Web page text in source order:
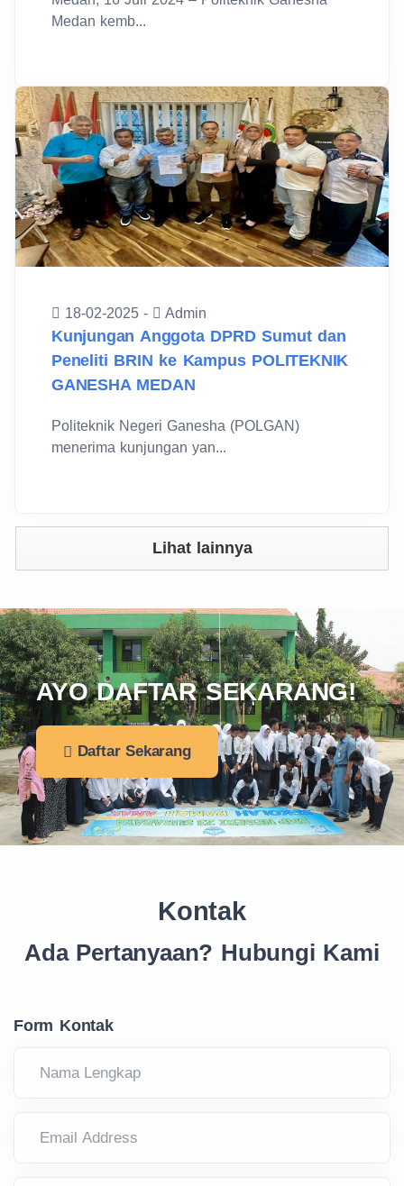
Medan kemb...
18-02-2025 - Admin
Kunjungan Anggota DPRD Sumut dan
Peneliti BRIN ke Kampus POLITEKNIK
GANESHA MEDAN
Politeknik Negeri Ganesha (POLGAN)
menerima kunjungan yan...
Lihat lainnya
AYO DAFTAR SEKARANG!
Daftar Sekarang
Kontak
Ada Pertanyaan? Hubungi Kami
Form Kontak